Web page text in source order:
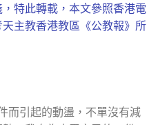
特此轉載，本文參照香港電
主教香港教區《公教報》所
而引起的動盪，不單沒有減